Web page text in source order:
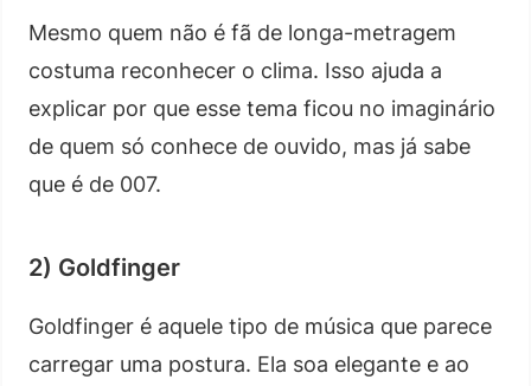
Mesmo quem não é fã de longa-metragem
costuma reconhecer o clima. Isso ajuda a
explicar por que esse tema ficou no imaginário
de quem só conhece de ouvido, mas já sabe
que é de 007.
2) Goldfinger
Goldfinger é aquele tipo de música que parece
carregar uma postura. Ela soa elegante e ao